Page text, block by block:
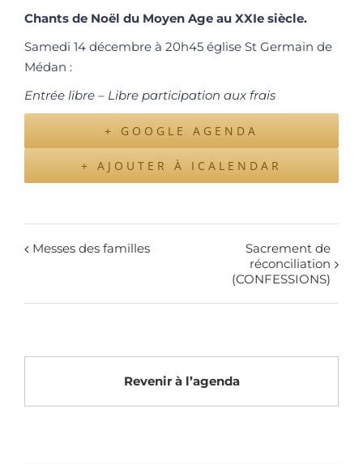
Chants de Noël du Moyen Age au XXIe siècle.
Samedi 14 décembre à 20h45 église St Germain de
Médan :
Entrée libre – Libre participation aux frais
+ GOOGLE AGENDA
+ AJOUTER À ICALENDAR
Messes des familles
Sacrement de
réconciliation
(CONFESSIONS)
Revenir à l’agenda